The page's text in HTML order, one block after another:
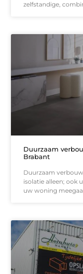
zelfstandige,
Duurzaam
Brabant
Duurzaam
isolatie alleen; ook
uw woning